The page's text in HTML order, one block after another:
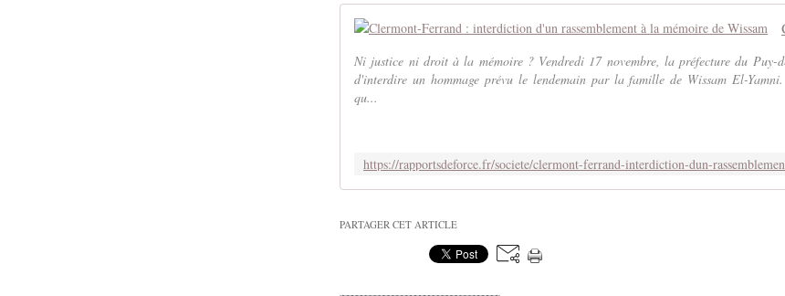
Ni justice ni droit à la mémoire ? Vendredi 17 novembre, la préfecture du Puy-
d'interdire un hommage prévu le lendemain par la famille de Wissam El-
qu...
PARTAGER CET ARTICLE